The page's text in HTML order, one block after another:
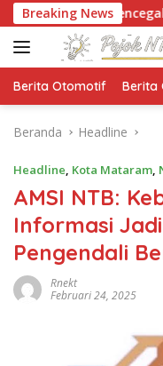
Langsung
ke
konten
Breaking News
Pencegahan
Berita Otomotif Berita
Beranda Headline
Headline, Kota Mataram,
AMSI NTB:
Informasi
Pengendali
Rnekt
Februari 24, 2025